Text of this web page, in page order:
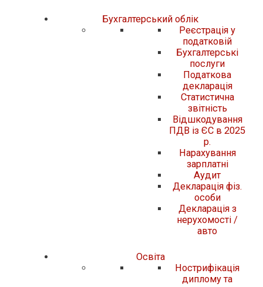
Бухгалтерський облік
Реєстрація у
податковій
Бухгалтерські
послуги
Податкова
декларація
Статистична
звітність
Відшкодування
ПДВ із ЄС в 2025
р.
Нарахування
зарплатні
Аудит
Декларація фіз.
особи
Декларація з
нерухомості /
авто
Освіта
Нострифікація
диплому та